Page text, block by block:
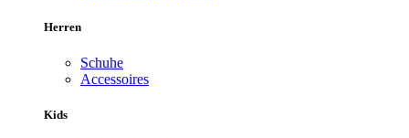
Herren
Schuhe
Accessoires
Kids